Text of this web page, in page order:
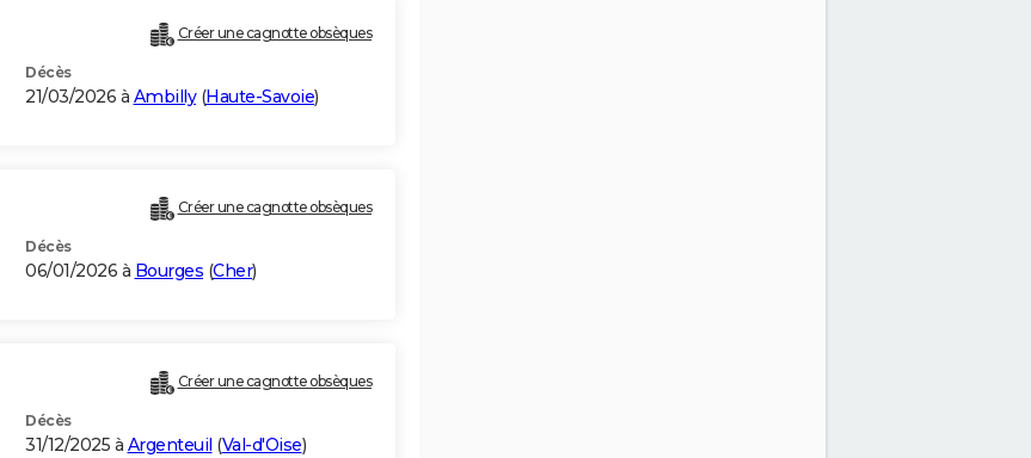
Créer une cagnotte obsèques
Décès
21/03/2026 à Ambilly(Haute-Savoie)
Créer une cagnotte obsèques
Décès
06/01/2026 à Bourges (Cher)
Créer une cagnotte obsèques
Décès
31/12/2025 à Argenteuil (Val-d'Oise)